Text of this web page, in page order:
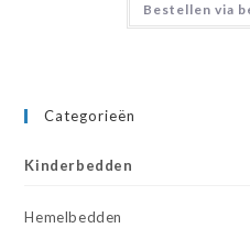
Bestellen via
Categorieën
Kinderbedden
Hemelbedden